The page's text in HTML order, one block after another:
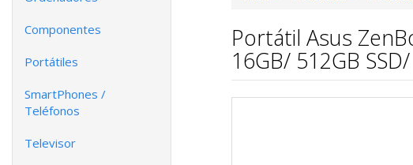
Componentes
Portátiles
SmartPhones /
Teléfonos
Televisor
Portátil Asus
16GB/ 512GB